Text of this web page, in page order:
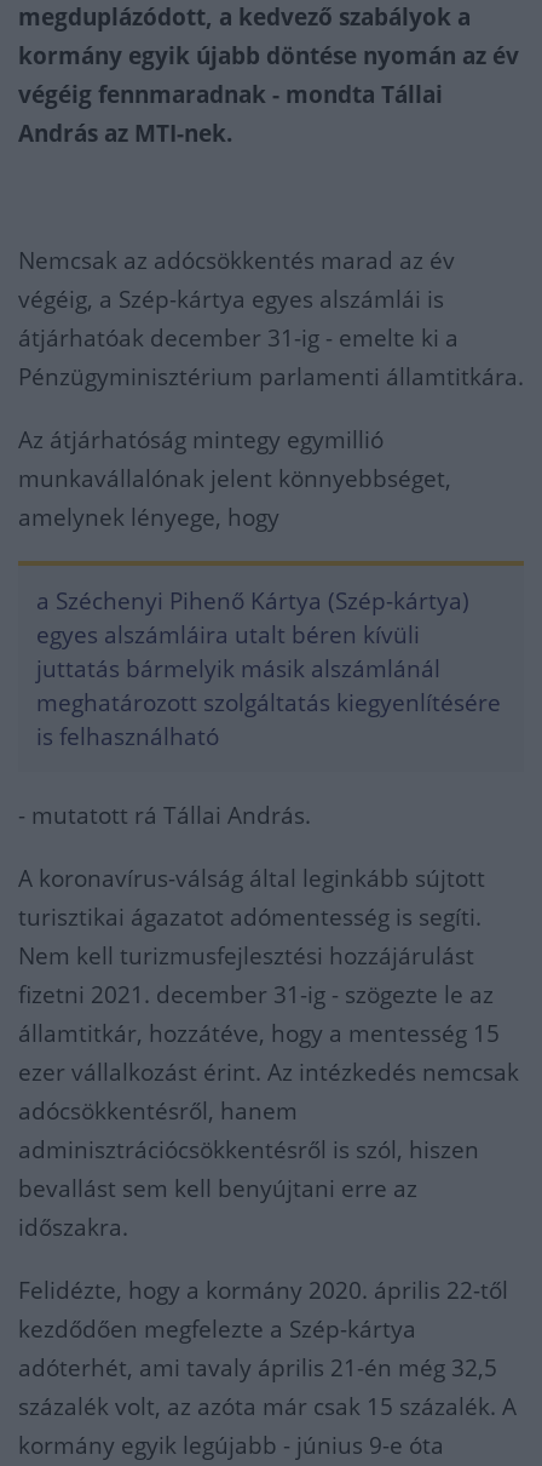
megduplázódott, a kedvező szabályok a
kormány egyik újabb döntése nyomán az év
végéig fennmaradnak - mondta Tállai
András az MTI-nek.
Nemcsak az adócsökkentés marad az év
végéig, a Szép-kártya egyes alszámlái is
átjárhatóak december 31-ig - emelte ki a
Pénzügyminisztérium parlamenti államtitkára.
Az átjárhatóság mintegy egymillió
munkavállalónak jelent könnyebbséget,
amelynek lényege, hogy
a Széchenyi Pihenő Kártya (Szép-kártya)
egyes alszámláira utalt béren kívüli
juttatás bármelyik másik alszámlánál
meghatározott szolgáltatás kiegyenlítésére
is felhasználható
- mutatott rá Tállai András.
A koronavírus-válság által leginkább sújtott
turisztikai ágazatot adómentesség is segíti.
Nem kell turizmusfejlesztési hozzájárulást
fizetni 2021. december 31-ig - szögezte le az
államtitkár, hozzátéve, hogy a mentesség 15
ezer vállalkozást érint. Az intézkedés nemcsak
adócsökkentésről, hanem
adminisztrációcsökkentésről is szól, hiszen
bevallást sem kell benyújtani erre az
időszakra.
Felidézte, hogy a kormány 2020. április 22-től
kezdődően megfelezte a Szép-kártya
adóterhét, ami tavaly április 21-én még 32,5
százalék volt, az azóta már csak 15 százalék. A
kormány egyik legújabb - június 9-e óta